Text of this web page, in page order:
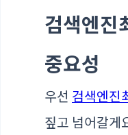
검색엔진
중요성
우선 검색엔진
짚고 넘어갈게